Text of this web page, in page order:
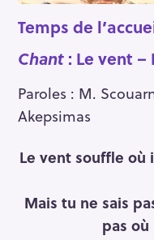
Temps de
Chant : Le vent –
Paroles : M.
Akepsimas
Le vent souffle
Mais tu ne sais
pas